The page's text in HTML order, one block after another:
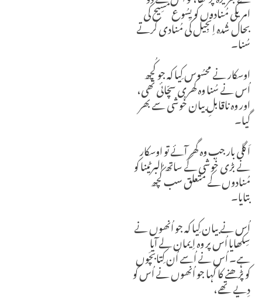
امریکی مُنادوں کو یِسُوع مسِیح کی
بحال شُدہ اِنجِیل کی مُنادی کرتے
سُنا۔
اوسکار نے محسُوس کِیا کہ جو کُچھ
اُس نے سُنا وہ کھری سچّائی تھی،
اور وہ ناقابلِ بیان خُوشی سے بھر
گیا۔
اَگلی بار جب وہ گھر آئے تو اوسکار
نے بڑی خُوشی کے ساتھ البرٹینا کو
مُنادوں کے مُتعلق سب کُچھ
بتایا۔
اُس نے بیان کِیا کہ جو اُنھوں نے
سِکھایا اُس پر وہ اِیمان لے آیا
ہے۔ اُس نے اُسے اُن کِتابچَوں
کو پڑھنے کا کہا جو اُنھوں نے اُس کو
دِیے تھے،